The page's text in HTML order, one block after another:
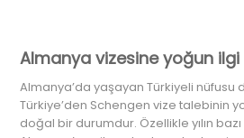
Almanya vizesine yoğun ilgi
Almanya’da yaşayan Türkiyeli nüfusu
Türkiye’den Schengen vize talebinin
doğal bir durumdur. Özellikle yılın